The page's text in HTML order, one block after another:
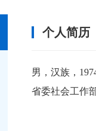
个人简历
男，汉族，
省委社会工作